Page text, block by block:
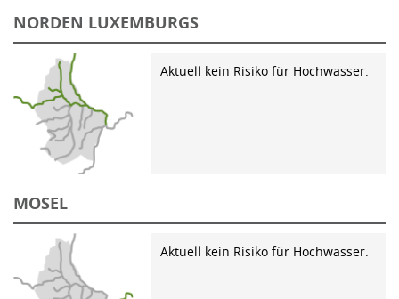
NORDEN LUXEMBURGS
Aktuell kein Risiko für Hochwasser.
MOSEL
Aktuell kein Risiko für Hochwasser.